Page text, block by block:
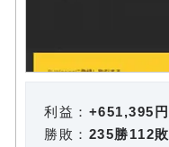
利益： +651,395円
勝敗： 235勝112敗